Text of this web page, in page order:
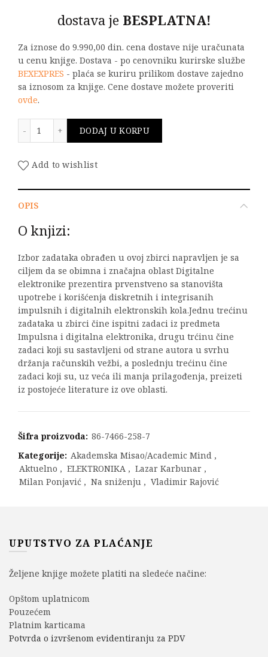
dostava je BESPLATNA!
Za iznose do 9.990,00 din. cena dostave nije uračunata
u cenu knjige. Dostava - po cenovniku kurirske službe
BEXEXPRES - plaća se kuriru prilikom dostave zajedno
sa iznosom za knjige. Cene dostave možete proveriti
ovde.
DODAJ U KORPU
Add to wishlist
OPIS
O knjizi:
Izbor zadataka obrađen u ovoj zbirci napravljen je sa
ciljem da se obimna i značajna oblast Digitalne
elektronike prezentira prvenstveno sa stanovišta
upotrebe i korišćenja diskretnih i integrisanih
impulsnih i digitalnih elektronskih kola.Jednu trećinu
zadataka u zbirci čine ispitni zadaci iz predmeta
Impulsna i digitalna elektronika, drugu trćinu čine
zadaci koji su sastavljeni od strane autora u svrhu
držanja računskih vežbi, a poslednju trećinu čine
zadaci koji su, uz veća ili manja prilagođenja, preizeti
iz postojeće literature iz ove oblasti.
Šifra proizvoda: 86-7466-258-7
Kategorije: Akademska Misao/Academic Mind ,
Aktuelno , ELEKTRONIKA , Lazar Karbunar ,
Milan Ponjavić , Na sniženju , Vladimir Rajović
UPUTSTVO ZA PLAĆANJE
Željene knjige možete platiti na sledeće načine:
Opštom uplatnicom
Pouzećem
Platnim karticama
Potvrda o izvršenom evidentiranju za PDV